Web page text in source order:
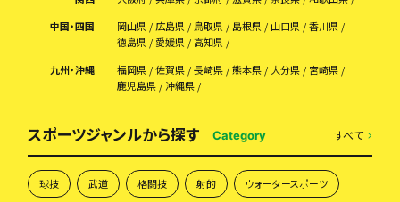
中国・四国
岡山県 広島県 鳥取県 島根県 山口県
香川県
徳島県
愛媛県
高知県
九州・沖縄
福岡県 佐賀県 長崎県 熊本県 大分県
宮崎県
鹿児島県
沖縄県
スポーツジャンルから探す Category すべて
球技 武道 格闘技 射的 ウォータースポーツ